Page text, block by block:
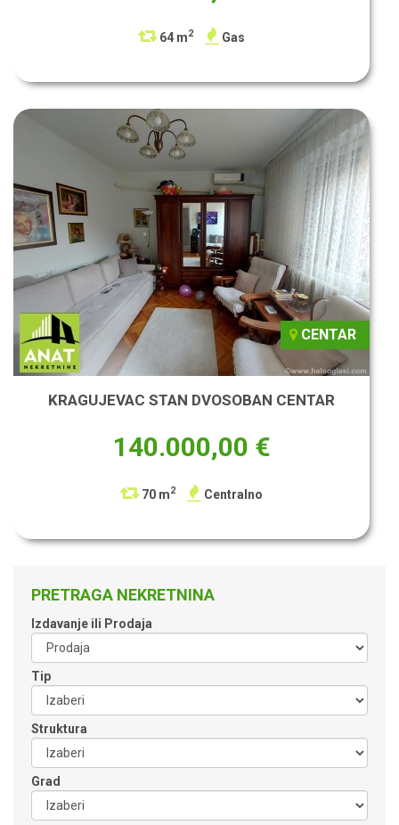
64 m2 Gas
CENTAR
KRAGUJEVAC STAN DVOSOBAN CENTAR
140.000,00 €
70 m2 Centralno
PRETRAGA NEKRETNINA
Izdavanje ili Prodaja
Tip
Struktura
Grad